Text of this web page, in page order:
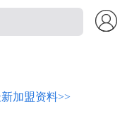

加盟资料>>